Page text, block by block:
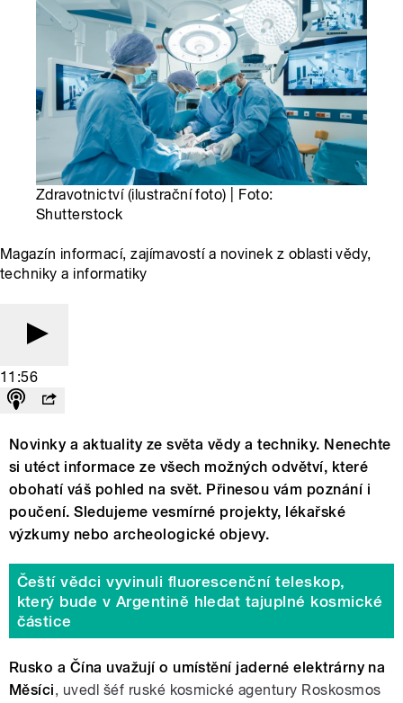
Zdravotnictví (ilustrační foto) | Foto:
Shutterstock
Magazín informací, zajímavostí a novinek z oblasti vědy,
techniky a informatiky
11:56
Novinky a aktuality ze světa vědy a techniky. Nenechte
si utéct informace ze všech možných odvětví, které
obohatí váš pohled na svět. Přinesou vám poznání i
poučení. Sledujeme vesmírné projekty, lékařské
výzkumy nebo archeologické objevy.
Čeští vědci vyvinuli fluorescenční teleskop,
který bude v Argentině hledat tajuplné kosmické
částice
Rusko a Čína uvažují o umístění jaderné elektrárny na
Měsíci, uvedl šéf ruské kosmické agentury Roskosmos